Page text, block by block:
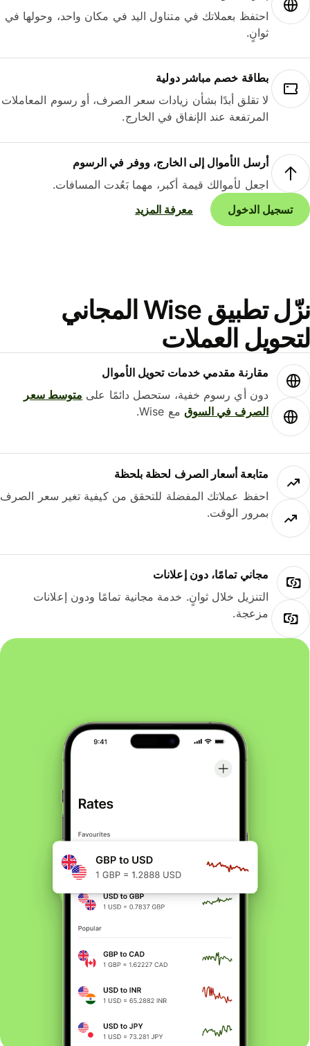
احتفظ بعملاتك في متناول اليد في مكان واحد، وحولها في
ثوانٍ.
بطاقة خصم مباشر دولية
لا تقلق أبدًا بشأن زيادات سعر الصرف، أو رسوم المعاملات
المرتفعة عند الإنفاق في الخارج.
أرسل الأموال إلى الخارج، ووفر في الرسوم
اجعل لأموالك قيمة أكبر، مهما بَعُدت المسافات.
تسجيل الدخول
معرفة المزيد
نزّل تطبيق Wise المجاني
العملات
مقارنة مقدمي خدمات تحويل الأموال
دون أي رسوم خفية، ستحصل دائمًا علىمتوسط ​​سعر
الصرف في السوقمع Wise.
متابعة أسعار الصرف لحظة بلحظة
احفظ عملاتك المفضلة للتحقق من كيفية تغير سعر الصرف
بمرور الوقت.
مجاني تمامًا، دون إعلانات
التنزيل خلال ثوانٍ. خدمة مجانية تمامًا ودون إعلانات
مزعجة.